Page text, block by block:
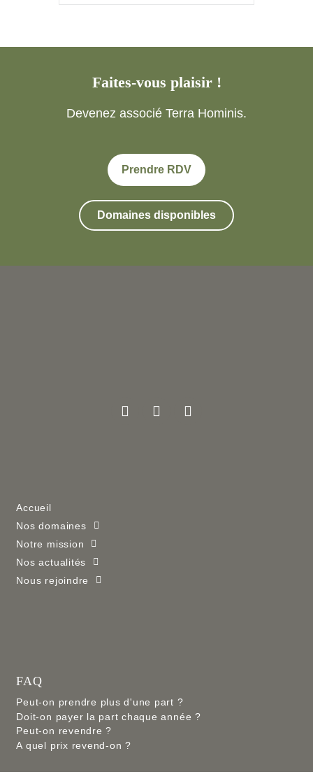
Faites-vous plaisir !
Devenez associé Terra Hominis.
Prendre RDV
Domaines disponibles
Accueil
Nos domaines
Notre mission
Nos actualités
Nous rejoindre
FAQ
Peut-on prendre plus d'une part ?
Doit-on payer la part chaque année ?
Peut-on revendre ?
A quel prix revend-on ?